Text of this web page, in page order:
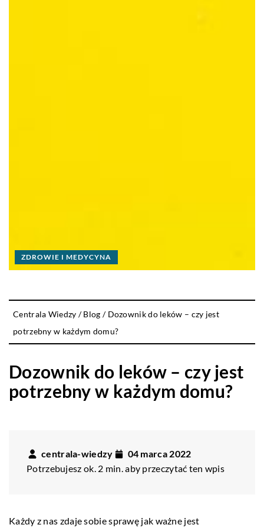
ZDROWIE I MEDYCYNA
Centrala Wiedzy /Blog / Dozownik do leków – czy jest
potrzebny w każdym domu?
Dozownik do leków – czy jest
potrzebny w każdym domu?
centrala-wiedzy
04 marca 2022
Potrzebujesz ok. 2 min. aby przeczytać ten wpis
Każdy z nas zdaje sobie sprawę jak ważne jest